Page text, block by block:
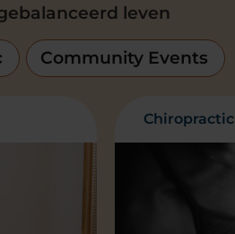
leven
Community Events
Chiropractic